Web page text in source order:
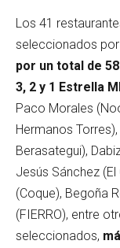
Los 41
seleccionados por
por un total de
3, 2 y 1 Estrella
Paco Morales
Hermanos
Berasategui),
Jesús Sánchez
(Coque), Begoña
(FIERRO), entre
seleccionados,